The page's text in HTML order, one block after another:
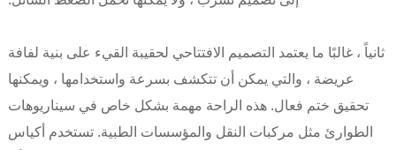
ثانياً ، غالبًا ما يعتمد التصميم الافتتاحي لحقيبة القيء على بنية لفافة
عريضة ، والتي يمكن أن تتكشف بسرعة واستخدامها ، ويمكنها
تحقيق ختم فعال. هذه الراحة مهمة بشكل خاص في سيناريوهات
الطوارئ مثل مركبات النقل والمؤسسات الطبية. تستخدم أكياس